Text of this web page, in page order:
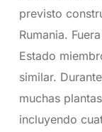
previsto
Rumania.
Estado
similar.
muchas
incluyendo